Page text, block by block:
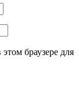
браузере для